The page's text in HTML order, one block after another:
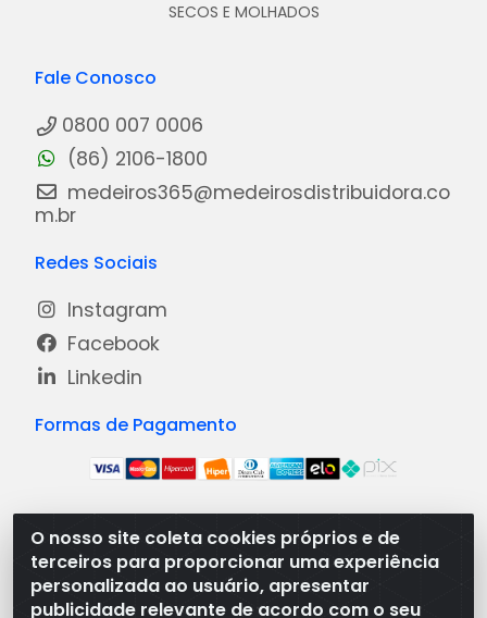
O nosso site coleta cookies próprios e de
terceiros para proporcionar uma experiência
personalizada ao usuário, apresentar
publicidade relevante de acordo com o seu
SECOS E MOLHADOS
Fale Conosco
0800 007 0006
(86) 2106-1800
medeiros365@medeirosdistribuidora.co
m.br
Redes Sociais
Instagram
Facebook
Linkedin
Formas de Pagamento
Medeiros Distribuidora - Rua Dias Carneiro, 1977 -
Ramal, Bacabal/MA - CEP 65.700-000 - CNPJ
08.474.030/0001-41